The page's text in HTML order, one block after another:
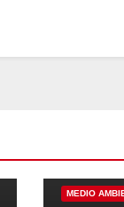
MEDIO